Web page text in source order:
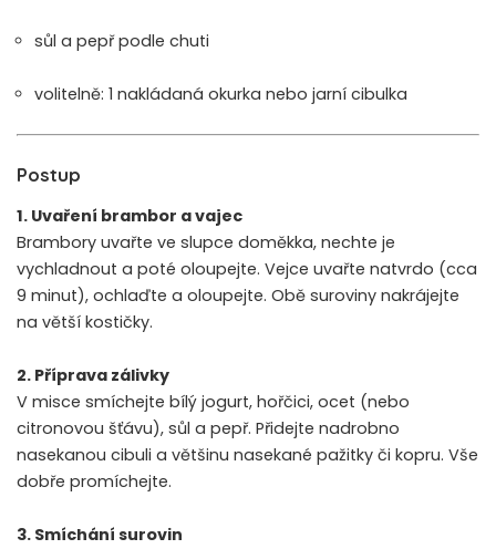
sůl a pepř podle chuti
volitelně: 1 nakládaná okurka nebo jarní cibulka
Postup
1. Uvaření brambor a vajec
Brambory uvařte ve slupce doměkka, nechte je
vychladnout a poté oloupejte. Vejce uvařte natvrdo (cca
9 minut), ochlaďte a oloupejte. Obě suroviny nakrájejte
na větší kostičky.
2. Příprava zálivky
V misce smíchejte bílý jogurt, hořčici, ocet (nebo
citronovou šťávu), sůl a pepř. Přidejte nadrobno
nasekanou cibuli a většinu nasekané pažitky či kopru. Vše
dobře promíchejte.
3. Smíchání surovin